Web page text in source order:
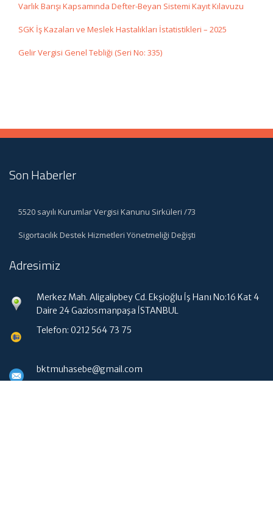
Varlık Barışı Kapsamında Defter-Beyan Sistemi Kayıt Kılavuzu
SGK İş Kazaları ve Meslek Hastalıkları İstatistikleri – 2025
Gelir Vergisi Genel Tebliği (Seri No: 335)
Son Haberler
5520 sayılı Kurumlar Vergisi Kanunu Sirküleri /73
Sigortacılık Destek Hizmetleri Yönetmeliği Değişti
Adresimiz
Merkez Mah. Aligalipbey Cd. Ekşioğlu İş Hanı No:16 Kat 4
Daire 24 Gaziosmanpaşa İSTANBUL
Telefon: 0212 564 73 75
bktmuhasebe@gmail.com